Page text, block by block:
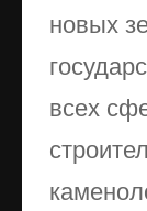
новых
всех